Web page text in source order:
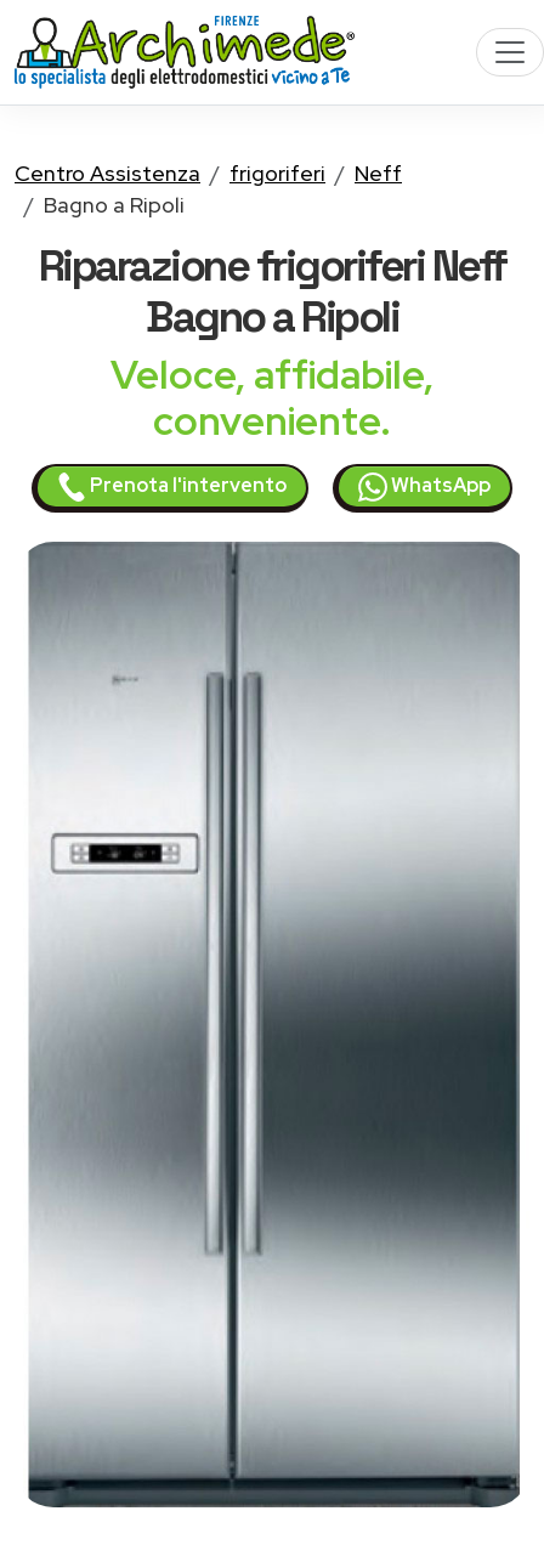
Centro Assistenza frigoriferi
Neff
Bagno a Ripoli
Riparazionefrigoriferi Neff
Bagno a Ripoli
Veloce, affidabile,
conveniente.
Prenota l'intervento WhatsApp